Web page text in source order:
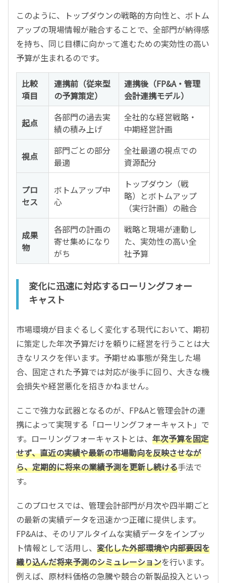
このように、トップダウンの戦略的方向性と、ボトム
アップの現場情報が融合することで、全部門が納得感
を持ち、同じ目標に向かって進むための実効性の高い
予算が生まれるのです。
比較
項目
連携前（従来型
の予算策定）
連携後（FP&A・管理
会計連携モデル）
起点
各部門の過去実
績の積み上げ
全社的な経営戦略・
中期経営計画
視点
部門ごとの部分
最適
全社最適の視点での
資源配分
プロ
セス
ボトムアップ中
心
トップダウン（戦
略）とボトムアップ
（実行計画）の融合
成果
物
各部門の計画の
寄せ集めになり
がち
戦略と現場が連動し
た、実効性の高い全
社予算
変化に迅速に対応するローリングフォー
キャスト
市場環境が目まぐるしく変化する現代において、期初
に策定した年次予算だけを頼りに経営を行うことは大
きなリスクを伴います。予期せぬ事態が発生した場
合、固定された予算では対応が後手に回り、大きな機
会損失や経営悪化を招きかねません。
ここで強力な武器となるのが、FP&Aと管理会計の連
携によって実現する「ローリングフォーキャスト」で
す。ローリングフォーキャストとは、 年次予算を固定
せず、直近の実績や最新の市場動向を反映させなが
ら、定期的に将来の業績予測を更新し続ける手法で
す。
このプロセスでは、管理会計部門が月次や四半期ごと
の最新の実績データを迅速かつ正確に提供します。
FP&Aは、そのリアルタイムな実績データをインプッ
ト情報として活用し、 変化した外部環境や内部要因を
織り込んだ将来予測のシミュレーションを行います。
例えば、原材料価格の急騰や競合の新製品投入といっ